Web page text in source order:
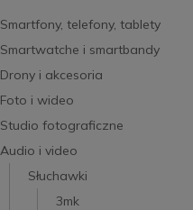
Smartfony, telefony, tablety
Smartwatche i smartbandy
Drony i akcesoria
Foto i wideo
Studio fotograficzne
Audio i video
Słuchawki
3mk